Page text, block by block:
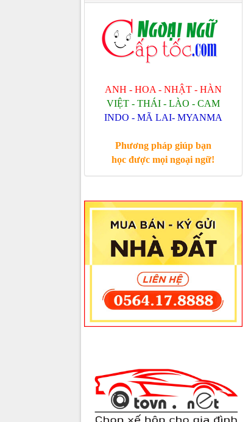
ANH - HOA - NHẬT - HÀN
VIỆT - THÁI - LÀO - CAM
INDO - MÃ LAI- MYANMA
Phương pháp giúp bạn
học được mọi ngoại ngữ!